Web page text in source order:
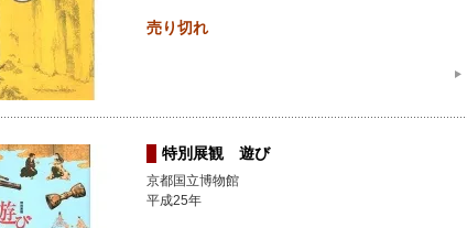
売り切れ
特別展観 遊び
京都国立博物館
平成25年